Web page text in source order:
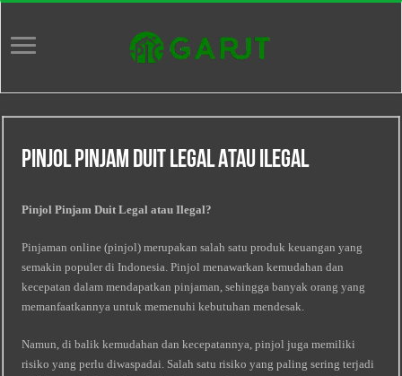
Pinjol Pinjam Duit Legal Atau Ilegal
Pinjol Pinjam Duit Legal atau Ilegal?
Pinjaman online (pinjol) merupakan salah satu produk keuangan yang
semakin populer di Indonesia. Pinjol menawarkan kemudahan dan
kecepatan dalam mendapatkan pinjaman, sehingga banyak orang yang
memanfaatkannya untuk memenuhi kebutuhan mendesak.
Namun, di balik kemudahan dan kecepatannya, pinjol juga memiliki
risiko yang perlu diwaspadai. Salah satu risiko yang paling sering terjadi